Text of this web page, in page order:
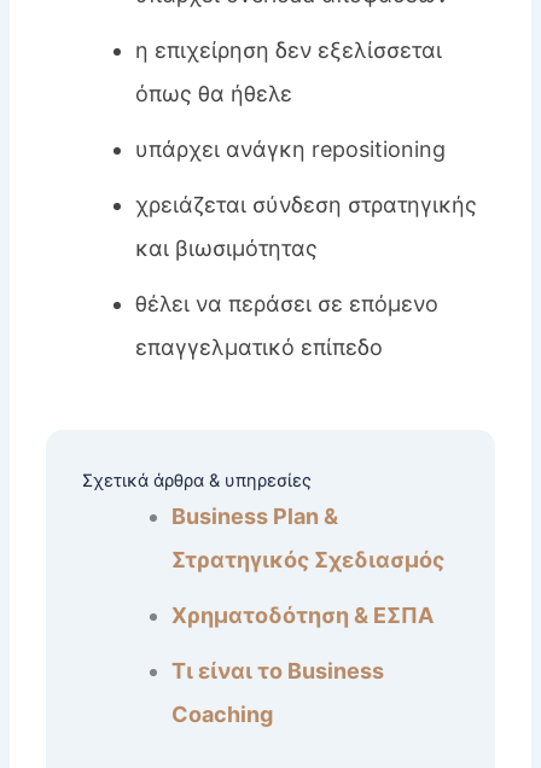
η επιχείρηση δεν εξελίσσεται
όπως θα ήθελε
υπάρχει ανάγκη repositioning
χρειάζεται σύνδεση στρατηγικής
και βιωσιμότητας
θέλει να περάσει σε επόμενο
επαγγελματικό επίπεδο
Σχετικά άρθρα & υπηρεσίες
Business Plan &
Στρατηγικός Σχεδιασμός
Χρηματοδότηση & ΕΣΠΑ
Τι είναι το Business
Coaching